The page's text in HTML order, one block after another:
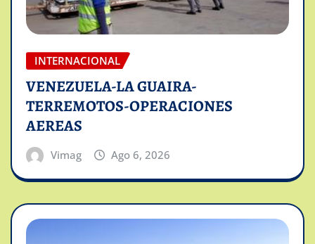
INTERNACIONAL
VENEZUELA-LA GUAIRA-
TERREMOTOS-OPERACIONES
AEREAS
Vimag Ago 6, 2026